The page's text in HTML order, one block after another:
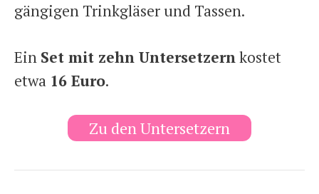
gängigen Trinkgläser und Tassen.
Ein Set mit zehn Untersetzernkostet
etwa 16 Euro.
Zu den Untersetzern